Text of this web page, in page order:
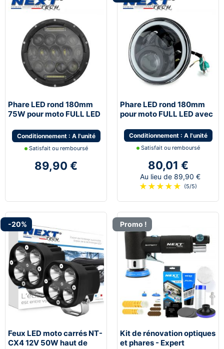
Phare LED rond 180mm
75W pour moto FULL LED
Conditionnement : A l'unité
Satisfait ou remboursé
89,90 €
Phare LED rond 180mm
pour moto FULL LED avec
Conditionnement : A l'unité
Satisfait ou remboursé
80,01 €
Au lieu de 89,90 €
★ ★ ★ ★ ★ (5/5)
-20%
Feux LED moto carrés NT-
CX4 12V 50W haut de
Promo !
Kit de rénovation optiques
et phares - Expert